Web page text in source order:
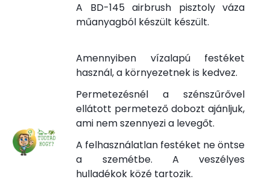
A BD-145 airbrush pisztoly váza
műanyagból készült készült.
Amennyiben vízalapú festéket
használ, a környezetnek is kedvez.
Permetezésnél a szénszűrővel
ellátott permetező dobozt ajánljuk,
ami nem szennyezi a levegőt.
A felhasználatlan festéket ne öntse
a szemétbe. A veszélyes
hulladékok közé tartozik.